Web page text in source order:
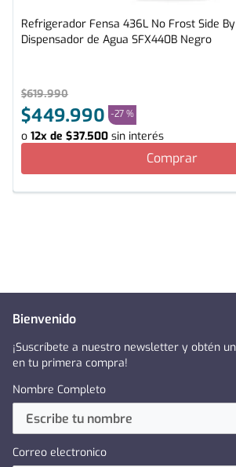
Refrigerador Fensa 436L No Frost Side
Dispensador de Agua SFX440B Negro
$619.990
$449.990 -27 %
o 12x de $37.500 sin interés
Comprar
Bienvenido
¡Suscríbete a nuestro newsletter y obtén
en tu primera compra!
Nombre Completo
Correo electronico